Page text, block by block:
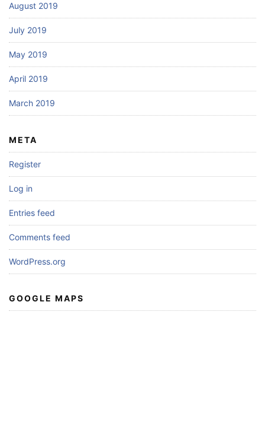
August 2019
July 2019
May 2019
April 2019
March 2019
META
Register
Log in
Entries feed
Comments feed
WordPress.org
GOOGLE MAPS